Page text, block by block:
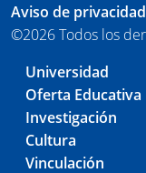
Aviso de
©2026 Todos los
Universidad
Oferta Educativa
Investigación
Cultura
Vinculación